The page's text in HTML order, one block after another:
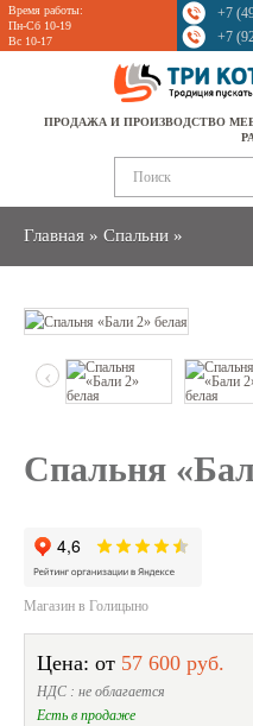
Время работы:
Пн-Сб 10-19
Вс 10-17
+7
+7
ПРОДАЖА И ПРОИЗВОДСТВО
Главная » Спальни »
Sale
‹
Спальня
Магазин в Голицыно
Цена: от 57 600 руб.
НДС : не облагается
Есть в продаже